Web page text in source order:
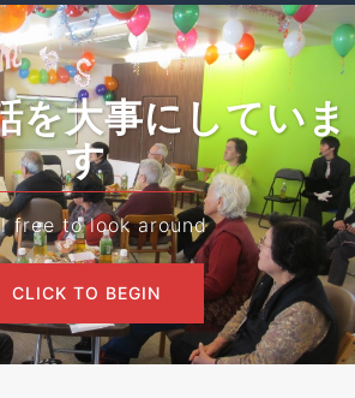
を大事にしていま
す
free to look around
CLICK TO BEGIN